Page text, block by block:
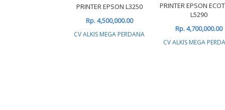
PRINTER EPSON L3250
Rp. 4,500,000.00
CV ALKIS MEGA PERDANA
PRINTER EPSON
L5290
Rp. 4,700,000.00
CV ALKIS MEGA